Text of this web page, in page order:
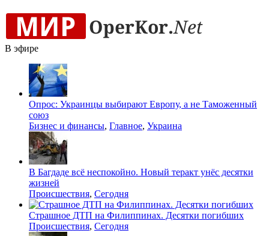
В эфире
Опрос: Украинцы выбирают Европу, а не Таможенный
союз
Бизнес и финансы, Главное, Украина
В Багдаде всё неспокойно. Новый теракт унёс десятки
жизней
Происшествия, Сегодня
Страшное ДТП на Филиппинах. Десятки погибших
Происшествия, Сегодня